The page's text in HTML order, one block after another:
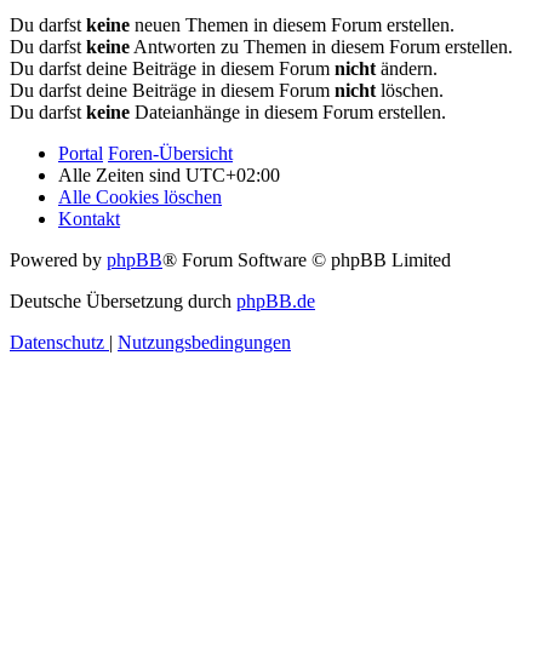
Du darfst keine neuen Themen in diesem Forum erstellen.
Du darfst keine Antworten zu Themen in diesem Forum erstellen.
Du darfst deine Beiträge in diesem Forum nicht ändern.
Du darfst deine Beiträge in diesem Forum nicht löschen.
Du darfst keine Dateianhänge in diesem Forum erstellen.
Portal Foren-Übersicht
Alle Zeiten sind UTC+02:00
Alle Cookies löschen
Kontakt
Powered by phpBB® Forum Software © phpBB Limited
Deutsche Übersetzung durch phpBB.de
Datenschutz | Nutzungsbedingungen